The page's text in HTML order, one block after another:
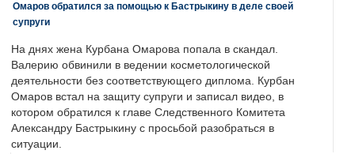
Омаров обратился за помощью к Бастрыкину в деле своей
супруги
На днях жена Курбана Омарова попала в скандал.
Валерию обвинили в ведении косметологической
деятельности без соответствующего диплома. Курбан
Омаров встал на защиту супруги и записал видео, в
котором обратился к главе Следственного Комитета
Александру Бастрыкину с просьбой разобраться в
ситуации.